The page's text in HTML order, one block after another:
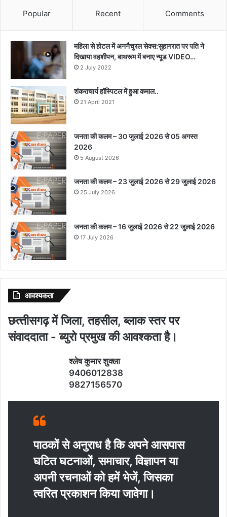
Popular Recent Comments
महिला से होटल में अननैचुरल सेक्स:सुहागरात पर पति ने
दिखाया वहशीपन, बाथरूम में बनाए न्यूड VIDEO…
2 July 2022
शंकराचार्य हॉस्पिटल में हुआ कमाल..
21 April 2021
जनता की कलम – 30 जुलाई 2026 से 05 अगस्त
2026
5 August 2026
जनता की कलम – 23 जुलाई 2026 से 29 जुलाई 2026
25 July 2026
जनता की कलम – 16 जुलाई 2026 से 22 जुलाई 2026
17 July 2026
आवश्‍यकता
छत्‍तीसगढ़ में जिला, तहसील, ब्‍लाक स्‍तर पर
संवाददाता - ब्‍युरो प्रमुख की आवश्‍कता है।
श्‍लेष कुमार शुक्‍ला
9406012838
9827156570
पाठकों से अनुराध है कि अपने आसपास
घटित घटनाओं, समाचार, विज्ञापन या
अपनी रचनाओं को हमें भेजें, जिसका
त्‍वरित प्रकाशन किया जावेगा।